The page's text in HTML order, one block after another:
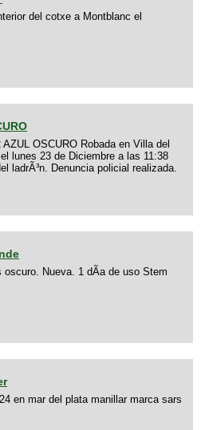
del cotxe a Montblanc el
OSCURO Robada en Villa del
lunes 23 de Diciembre a las 11:38
ladrÃ³n. Denuncia policial realizada.
oscuro. Nueva. 1 dÃ­a de uso Stem
en mar del plata manillar marca sars